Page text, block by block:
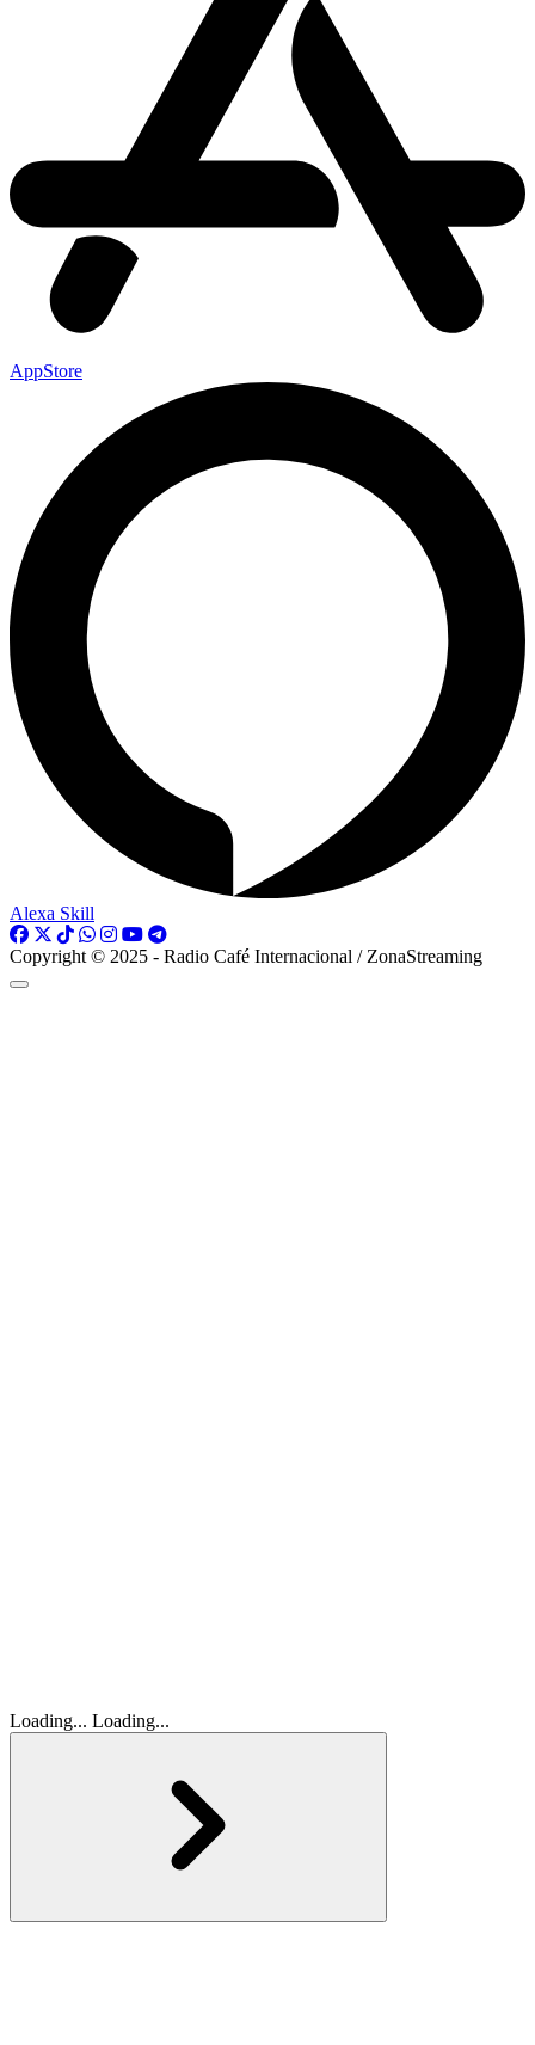
AppStore
Alexa Skill
Copyright © 2025 - Radio Café Internacional / ZonaStreaming
Loading... Loading...